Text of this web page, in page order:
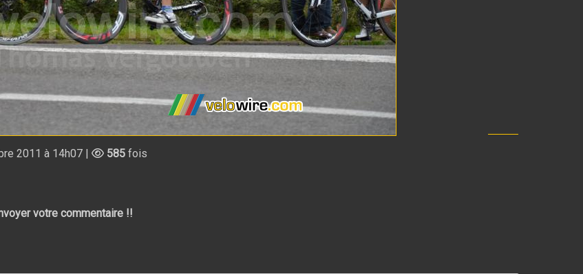
2011 à 14h07 | 585 fois
votre commentaire !!